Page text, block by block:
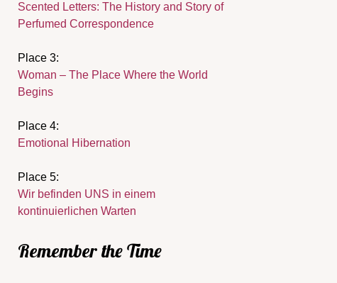
Scented Letters: The History and Story of
Perfumed Correspondence
Place 3:
Woman – The Place Where the World
Begins
Place 4:
Emotional Hibernation
Place 5:
Wir befinden UNS in einem
kontinuierlichen Warten
Remember the Time